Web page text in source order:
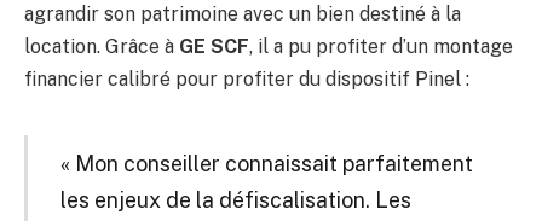
agrandir son patrimoine avec un bien destiné à la
location. Grâce à GE SCF, il a pu profiter d’un montage
financier calibré pour profiter du dispositif Pinel :
« Mon conseiller connaissait parfaitement
les enjeux de la défiscalisation. Les